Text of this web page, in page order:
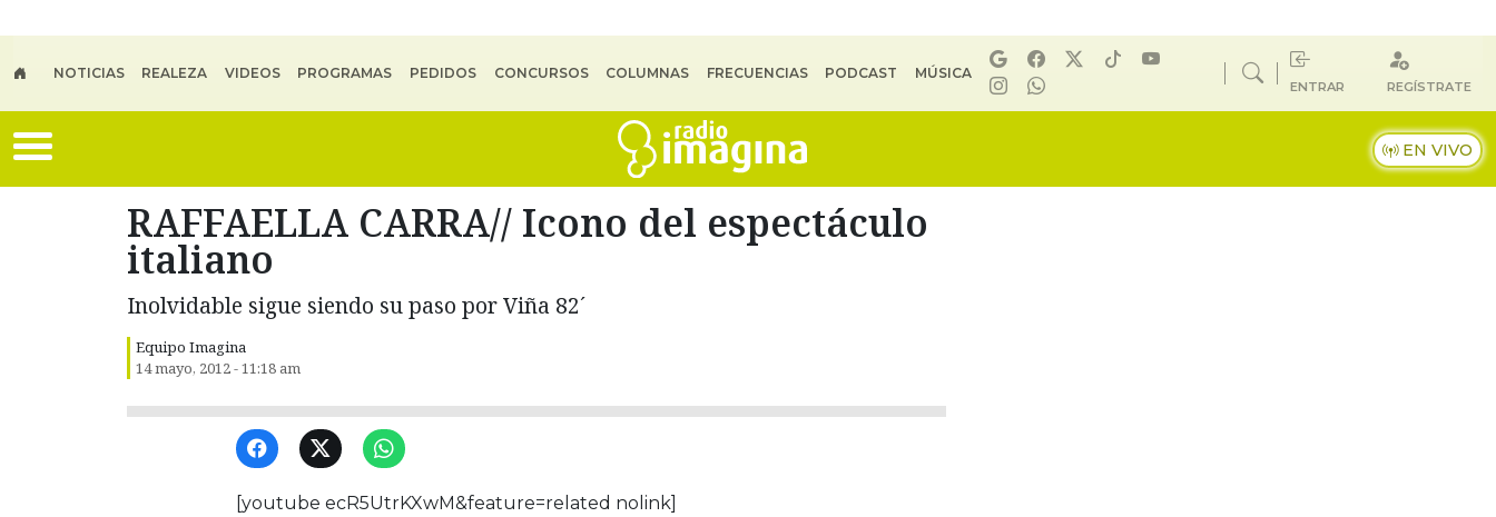
NOTICIAS REALEZA VIDEOS PROGRAMAS PEDIDOS CONCURSOS COLUMNAS FRECUENCIAS PODCAST MÚSICA
ENTRAR REGÍSTRATE
EN VIVO
RAFFAELLA CARRA// Icono del espectáculo
italiano
Inolvidable sigue siendo su paso por Viña 82´
Equipo Imagina
14 mayo, 2012 - 11:18 am
[youtube ecR5UtrKXwM&feature=related nolink]